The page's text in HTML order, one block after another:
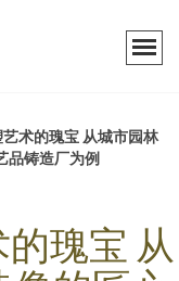
术的瑰宝 从城市园林
品铸造厂为例
瑰宝 从